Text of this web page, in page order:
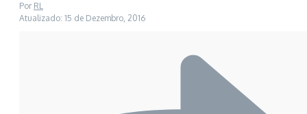
Por RL
Atualizado: 15 de Dezembro, 2016